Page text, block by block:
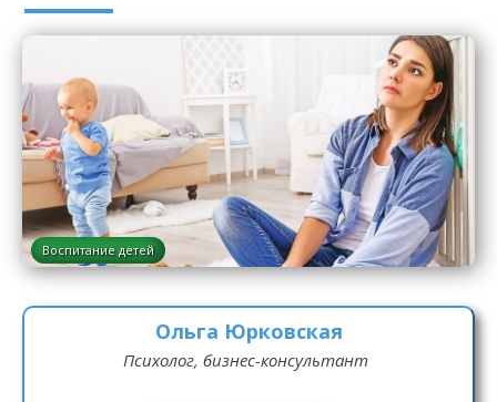
Воспитание детей
Ольга Юрковская
Психолог, бизнес-консультант